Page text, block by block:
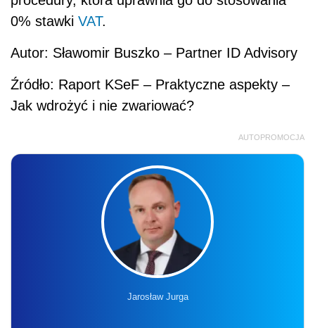
0% stawki VAT.
Autor: Sławomir Buszko – Partner ID Advisory
Źródło: Raport KSeF – Praktyczne aspekty –
Jak wdrożyć i nie zwariować?
AUTOPROMOCJA
Jarosław Jurga